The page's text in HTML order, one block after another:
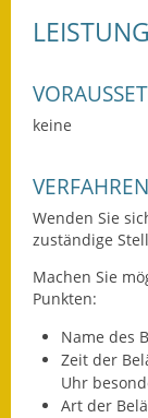
keine
Wenden Sie
zuständige
Machen Sie
Punkten:
Name des
Zeit der
Uhr
Art der